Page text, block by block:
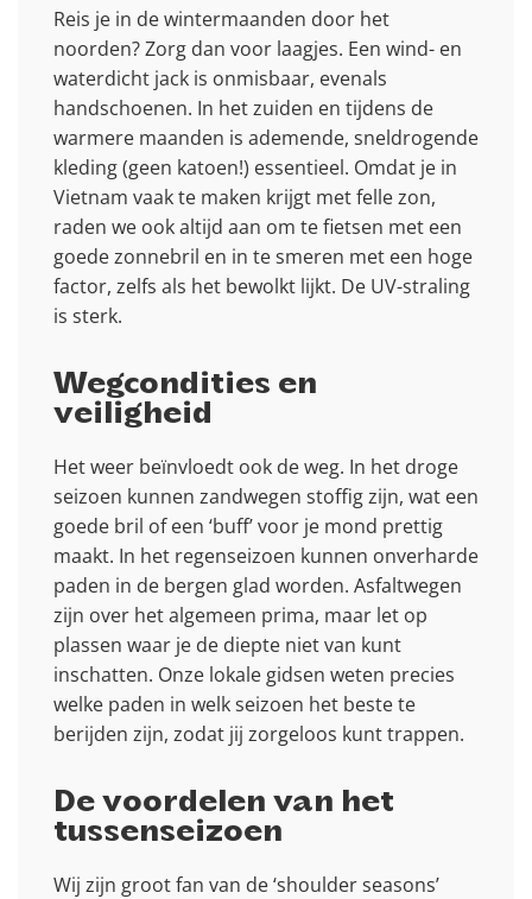
Reis je in de wintermaanden door het
noorden? Zorg dan voor laagjes. Een wind- en
waterdicht jack is onmisbaar, evenals
handschoenen. In het zuiden en tijdens de
warmere maanden is ademende, sneldrogende
kleding (geen katoen!) essentieel. Omdat je in
Vietnam vaak te maken krijgt met felle zon,
raden we ook altijd aan om te fietsen met een
goede zonnebril en in te smeren met een hoge
factor, zelfs als het bewolkt lijkt. De UV-straling
is sterk.
Wegcondities en
veiligheid
Het weer beïnvloedt ook de weg. In het droge
seizoen kunnen zandwegen stoffig zijn, wat een
goede bril of een ‘buff’ voor je mond prettig
maakt. In het regenseizoen kunnen onverharde
paden in de bergen glad worden. Asfaltwegen
zijn over het algemeen prima, maar let op
plassen waar je de diepte niet van kunt
inschatten. Onze lokale gidsen weten precies
welke paden in welk seizoen het beste te
berijden zijn, zodat jij zorgeloos kunt trappen.
De voordelen van het
tussenseizoen
Wij zijn groot fan van de ‘shoulder seasons’